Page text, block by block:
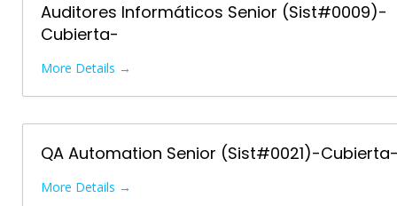
Auditores Informáticos Senior (Sist#0009)-
Cubierta-
More Details
QA Automation Senior (Sist#0021)-
More Details